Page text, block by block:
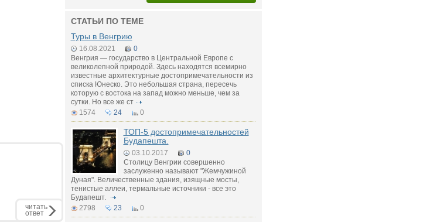
читать
ответ
СТАТЬИ ПО ТЕМЕ
Туры в Венгрию
16.08.2021
0
Венгрия — государство в Центральной Европе с
великолепной природой. Здесь находятся всемирно
известные архитектурные достопримечательности из
списка Юнеско. Это небольшая страна, пересечь
которую с востока на запад можно меньше, чем за
сутки. Но все же ст
1574
24 0
ТОП-5 достопримечательностей
Будапешта.
03.10.2017
0
Столицу Венгрии совершенно
заслуженно называют "Жемчужиной
Дуная". Величественные здания, изящные мосты,
тенистые аллеи, термальные источники - все это
Будапешт.
2798
23 0